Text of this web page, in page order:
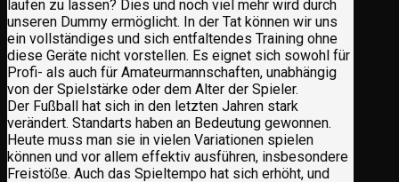
laufen zu lassen? Dies und noch viel mehr wird durch
unseren Dummy ermöglicht. In der Tat können wir uns
ein vollständiges und sich entfaltendes Training ohne
diese Geräte nicht vorstellen. Es eignet sich sowohl für
Profi- als auch für Amateurmannschaften, unabhängig
von der Spielstärke oder dem Alter der Spieler.
Der Fußball hat sich in den letzten Jahren stark
verändert. Standarts haben an Bedeutung gewonnen.
Heute muss man sie in vielen Variationen spielen
können und vor allem effektiv ausführen, insbesondere
Freistöße. Auch das Spieltempo hat sich erhöht, und